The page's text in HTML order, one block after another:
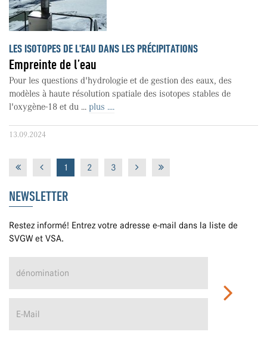
LES ISOTOPES DE L'EAU DANS LES PRÉCIPITATIONS
Empreinte de l’eau
Pour les questions d'hydrologie et de gestion des eaux, des
modèles à haute résolution spatiale des isotopes stables de
l'oxygène-18 et du ... plus ....
13.09.2024
1 2 3
NEWSLETTER
Restez informé! Entrez votre adresse e-mail dans la liste de
SVGW et VSA.